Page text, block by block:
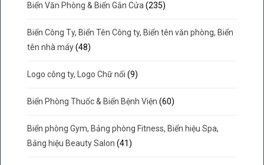
Biển Văn Phòng & Biển Gắn Cửa (235)
Biển Công Ty, Biển Tên Công ty, Biển tên văn phòng, Biển
tên nhà máy (48)
Logo công ty, Logo Chữ nổi (9)
Biển Phòng Thuốc & Biển Bệnh Viện (60)
Biển phòng Gym, Bảng phòng Fitness, Biển hiệu Spa,
Bảng hiệu Beauty Salon (41)